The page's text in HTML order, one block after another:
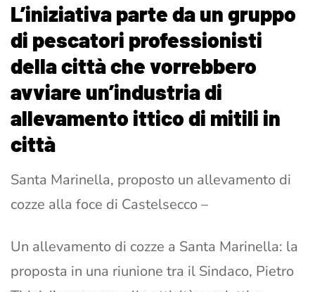
L’iniziativa parte da un gruppo
di pescatori professionisti
della città che vorrebbero
avviare un’industria di
allevamento ittico di mitili in
città
Santa Marinella, proposto un allevamento di
cozze alla foce di Castelsecco –
Un allevamento di cozze a Santa Marinella: la
proposta in una riunione tra il Sindaco, Pietro